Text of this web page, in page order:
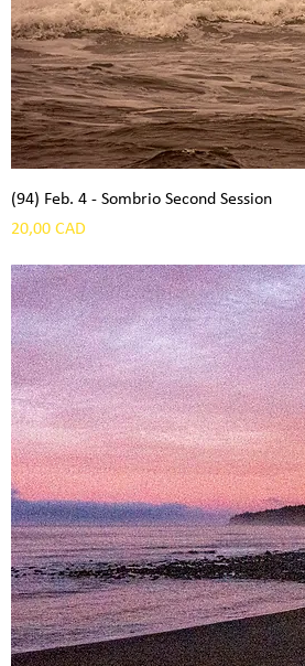
(94) Feb. 4 - Sombrio Second Session
Precio
20,00 CAD